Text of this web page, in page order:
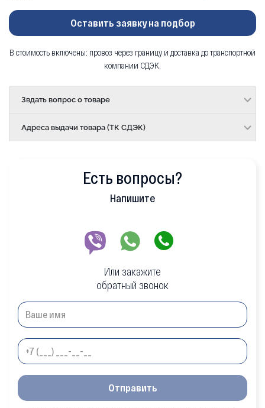
Оставить заявку на подбор
В стоимость включены: провоз через границу и доставка до транспортной
компании СДЭК.
Звдать вопрос о товаре
Адреса выдачи товара (ТК СДЭК)
Есть вопросы?
Напишите
Или закажите
обратный звонок
Отправить